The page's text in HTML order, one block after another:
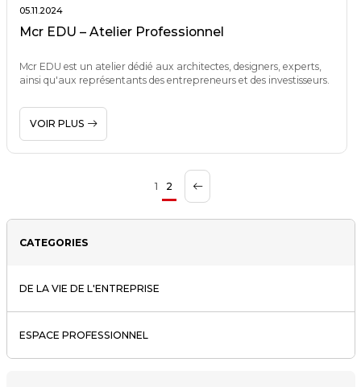
05.11.2024
Mcr EDU – Atelier Professionnel
Mcr EDU est un atelier dédié aux architectes, designers, experts,
ainsi qu'aux représentants des entrepreneurs et des investisseurs.
VOIR PLUS
1 2
CATEGORIES
DE LA VIE DE L'ENTREPRISE
ESPACE PROFESSIONNEL